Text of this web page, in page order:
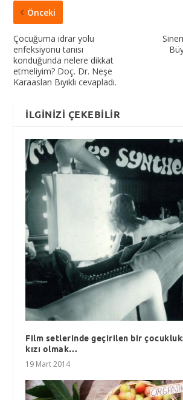
Önceki
Çocuğuma idrar yolu
enfeksiyonu tanısı
konduğunda nelere dikkat
etmeliyim? Doç. Dr. Neşe
Karaaslan Bıyıklı cevapladı.
İLGINIZI ÇEKEBILIR
Film setlerinde geçirilen bir
kızı olmak…
19 Mart 2014